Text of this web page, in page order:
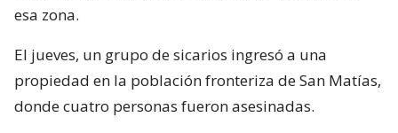
esa zona.
El jueves, un grupo de sicarios ingresó a una
propiedad en la población fronteriza de San Matías,
donde cuatro personas fueron asesinadas.